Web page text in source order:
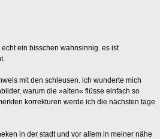
ein bisschen wahnsinnig. es ist
mit den schleusen. ich wunderte mich
warum die »alten« flüsse einfach so
korrekturen werde ich die nächsten tage
in der stadt und vor allem in meiner nähe